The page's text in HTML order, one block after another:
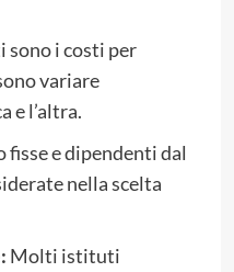
sono i costi per
variare
e l’altra.
fisse e dipendenti dal
nella scelta
Molti istituti